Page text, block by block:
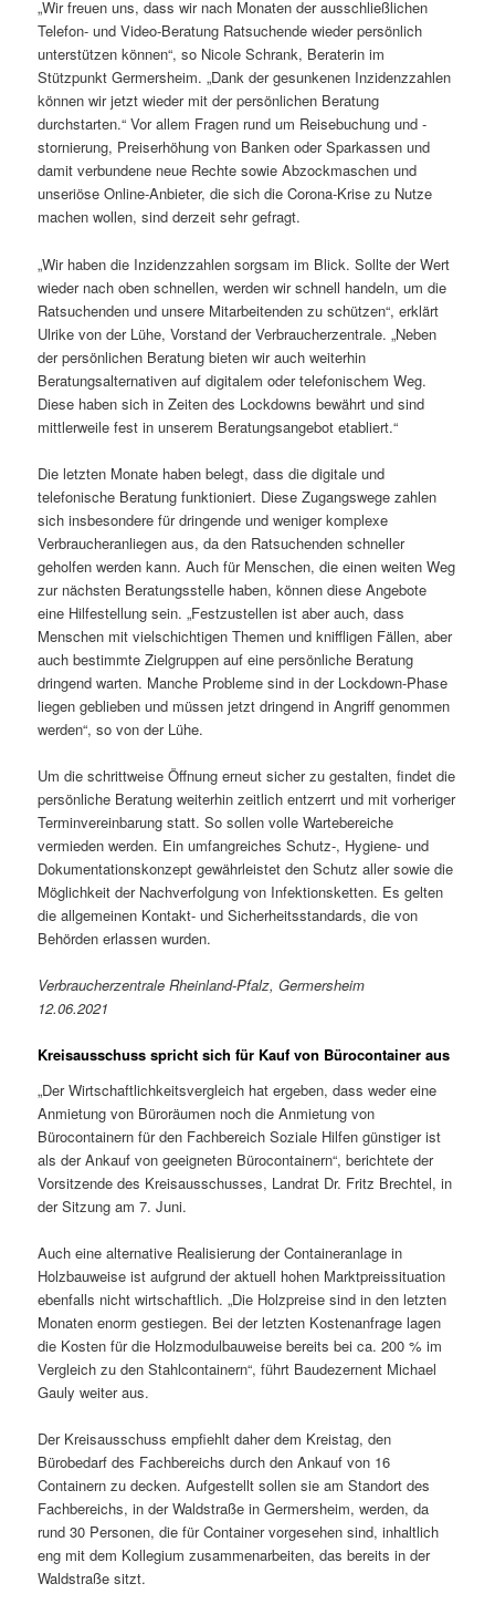
„Wir freuen uns, dass wir nach Monaten der ausschließlichen
Telefon- und Video-Beratung Ratsuchende wieder persönlich
unterstützen können“, so Nicole Schrank, Beraterin im
Stützpunkt Germersheim. „Dank der gesunkenen Inzidenzzahlen
können wir jetzt wieder mit der persönlichen Beratung
durchstarten.“ Vor allem Fragen rund um Reisebuchung und -
stornierung, Preiserhöhung von Banken oder Sparkassen und
damit verbundene neue Rechte sowie Abzockmaschen und
unseriöse Online-Anbieter, die sich die Corona-Krise zu Nutze
machen wollen, sind derzeit sehr gefragt.
„Wir haben die Inzidenzzahlen sorgsam im Blick. Sollte der Wert
wieder nach oben schnellen, werden wir schnell handeln, um die
Ratsuchenden und unsere Mitarbeitenden zu schützen“, erklärt
Ulrike von der Lühe, Vorstand der Verbraucherzentrale. „Neben
der persönlichen Beratung bieten wir auch weiterhin
Beratungsalternativen auf digitalem oder telefonischem Weg.
Diese haben sich in Zeiten des Lockdowns bewährt und sind
mittlerweile fest in unserem Beratungsangebot etabliert.“
Die letzten Monate haben belegt, dass die digitale und
telefonische Beratung funktioniert. Diese Zugangswege zahlen
sich insbesondere für dringende und weniger komplexe
Verbraucheranliegen aus, da den Ratsuchenden schneller
geholfen werden kann. Auch für Menschen, die einen weiten Weg
zur nächsten Beratungsstelle haben, können diese Angebote
eine Hilfestellung sein. „Festzustellen ist aber auch, dass
Menschen mit vielschichtigen Themen und kniffligen Fällen, aber
auch bestimmte Zielgruppen auf eine persönliche Beratung
dringend warten. Manche Probleme sind in der Lockdown-Phase
liegen geblieben und müssen jetzt dringend in Angriff genommen
werden“, so von der Lühe.
Um die schrittweise Öffnung erneut sicher zu gestalten, findet die
persönliche Beratung weiterhin zeitlich entzerrt und mit vorheriger
Terminvereinbarung statt. So sollen volle Wartebereiche
vermieden werden. Ein umfangreiches Schutz-, Hygiene- und
Dokumentationskonzept gewährleistet den Schutz aller sowie die
Möglichkeit der Nachverfolgung von Infektionsketten. Es gelten
die allgemeinen Kontakt- und Sicherheitsstandards, die von
Behörden erlassen wurden.
Verbraucherzentrale Rheinland-Pfalz, Germersheim
12.06.2021
Kreisausschuss spricht sich für Kauf von Bürocontainer aus
„Der Wirtschaftlichkeitsvergleich hat ergeben, dass weder eine
Anmietung von Büroräumen noch die Anmietung von
Bürocontainern für den Fachbereich Soziale Hilfen günstiger ist
als der Ankauf von geeigneten Bürocontainern“, berichtete der
Vorsitzende des Kreisausschusses, Landrat Dr. Fritz Brechtel, in
der Sitzung am 7. Juni.
Auch eine alternative Realisierung der Containeranlage in
Holzbauweise ist aufgrund der aktuell hohen Marktpreissituation
ebenfalls nicht wirtschaftlich. „Die Holzpreise sind in den letzten
Monaten enorm gestiegen. Bei der letzten Kostenanfrage lagen
die Kosten für die Holzmodulbauweise bereits bei ca. 200 % im
Vergleich zu den Stahlcontainern“, führt Baudezernent Michael
Gauly weiter aus.
Der Kreisausschuss empfiehlt daher dem Kreistag, den
Bürobedarf des Fachbereichs durch den Ankauf von 16
Containern zu decken. Aufgestellt sollen sie am Standort des
Fachbereichs, in der Waldstraße in Germersheim, werden, da
rund 30 Personen, die für Container vorgesehen sind, inhaltlich
eng mit dem Kollegium zusammenarbeiten, das bereits in der
Waldstraße sitzt.